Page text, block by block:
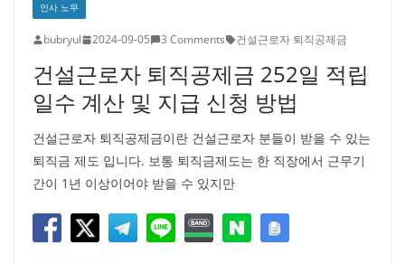
인사 노무
bubryul 2024-09-05 3 Comments 건설근로자 퇴직공제금
건설근로자 퇴직공제금 252일 적립
일수 계산 및 지급 신청 방법
건설근로자 퇴직공제금이란 건설근로자 분들이 받을 수 있는
퇴직금 제도 입니다. 보통 퇴직금제도는 한 직장에서 근무기
간이 1년 이상이어야 받을 수 있지만